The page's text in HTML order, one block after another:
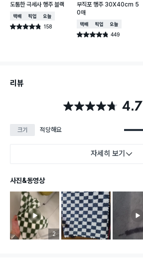
도톰한 극세사 행주 블랙
택배배송매장픽업오늘배송
별점 4.8점 158
건 작성
부직포 행주 30X40cm 5
0매
택배배송매장픽업오늘배송
별점 4.8점 449
건 작성
리뷰
별점 4.7점 4.7
크기 적당해요
자세히 보기
사진&동영상
리뷰 이미지 등록 개수
2